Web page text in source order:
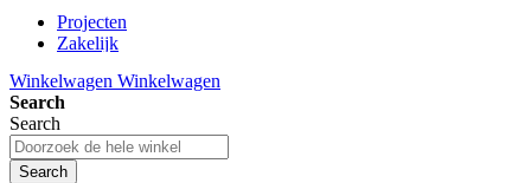
Projecten
Zakelijk
Toon prijzen Incl. BTW
Toon prijzen Excl. BTW
Winkelwagen Winkelwagen
Search
Search
Search